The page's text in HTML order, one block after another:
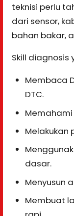
teknisi perlu
dari sensor,
bahan bakar,
Skill diagnosis
Membaca
DTC.
Melakukan
dasar.
Menyusun
Membuat